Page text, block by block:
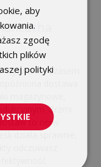
Czasem
dostawa
Brzmi
to nerw
odczuwasz
ENGLISH
aby
zgodę
plików
polityki